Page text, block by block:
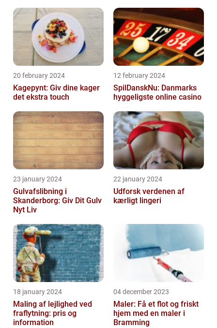
20 february 2024
Kagepynt: Giv dine kager
det ekstra touch
12 february 2024
SpilDanskNu: Danmarks
hyggeligste online casino
23 january 2024
Gulvafslibning i
Skanderborg: Giv Dit Gulv
Nyt Liv
22 january 2024
Udforsk verdenen af
kærligt lingeri
18 january 2024
Maling af lejlighed ved
fraflytning: pris og
information
04 december 2023
Maler: Få et flot og friskt
hjem med en maler i
Bramming